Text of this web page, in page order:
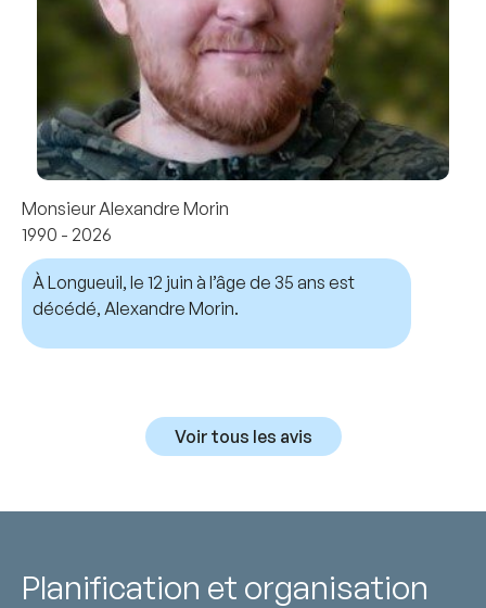
Monsieur Alexandre Morin
1990 - 2026
À Longueuil, le 12 juin à l’âge de 35 ans est
décédé, Alexandre Morin.
Voir tous les avis
Planification et organisation